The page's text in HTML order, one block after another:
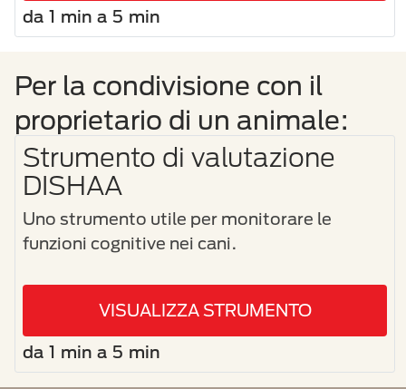
da 1 min a 5 min
Per la condivisione con il
proprietario di un animale:
Strumento di valutazione
DISHAA
Uno strumento utile per monitorare le
funzioni cognitive nei cani.
VISUALIZZA STRUMENTO
da 1 min a 5 min